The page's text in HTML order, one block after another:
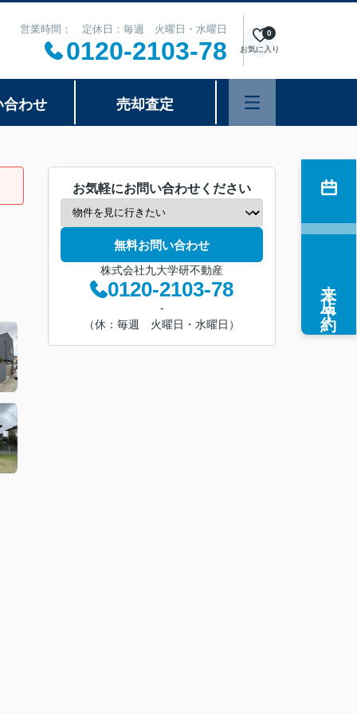
営業時間： 定休日：毎週 火曜日・水曜日
0120-2103-78 お気に入り
0
合わせ 売却査定
お気軽にお問い合わせください
無料お問い合わせ
株式会社九大学研不動産
0120-2103-78
-
（休：毎週 火曜日・水曜日）
来店予約